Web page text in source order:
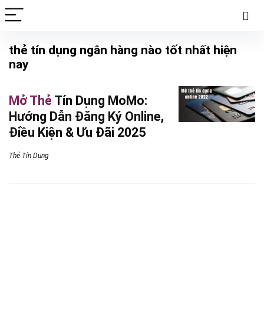
thẻ tín dụng ngân hàng nào tốt nhất hiện
nay
Mở Thẻ Tín Dụng MoMo:
Hướng Dẫn Đăng Ký Online,
Điều Kiện & Ưu Đãi 2025
Thẻ Tín Dụng